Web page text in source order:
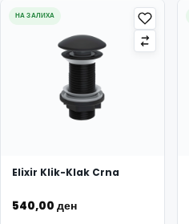
НА ЗАЛИХА
Elixir Klik-Klak Crna
540,00 ден